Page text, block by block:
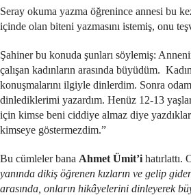
Seray okuma yazma öğrenince annesi bu
içinde olan biteni yazmasını istemiş, onu
Şahiner bu konuda şunları söylemiş:
çalışan kadınların arasında büyüdüm.
konuşmalarını ilgiyle dinlerdim. Sonra
dinlediklerimi yazardım. Henüz 12-13
için kimse beni ciddiye almaz diye
kimseye göstermezdim.”
Bu cümleler bana Ahmet Ümit’i hatırlattı.
yanında dikiş öğrenen kızların ve gelip
arasında, onların hikâyelerini dinleyerek